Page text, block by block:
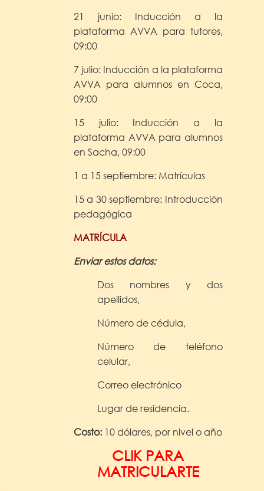
21 junio: Inducción a la
plataforma AVVA para tutores,
09:00
7 julio: Inducción a la plataforma
AVVA para alumnos en Coca,
09:00
15 julio: Inducción a la
plataforma AVVA para alumnos
en Sacha, 09:00
1 a 15 septiembre: Matrículas
15 a 30 septiembre: Introducción
pedagógica
MATRÍCULA
Enviar estos datos:
Dos nombres y dos
apellidos,
Número de cédula,
Número de teléfono
celular,
Correo electrónico
Lugar de residencia.
Costo: 10 dólares, por nivel o año
CLIK PARA
MATRICULARTE